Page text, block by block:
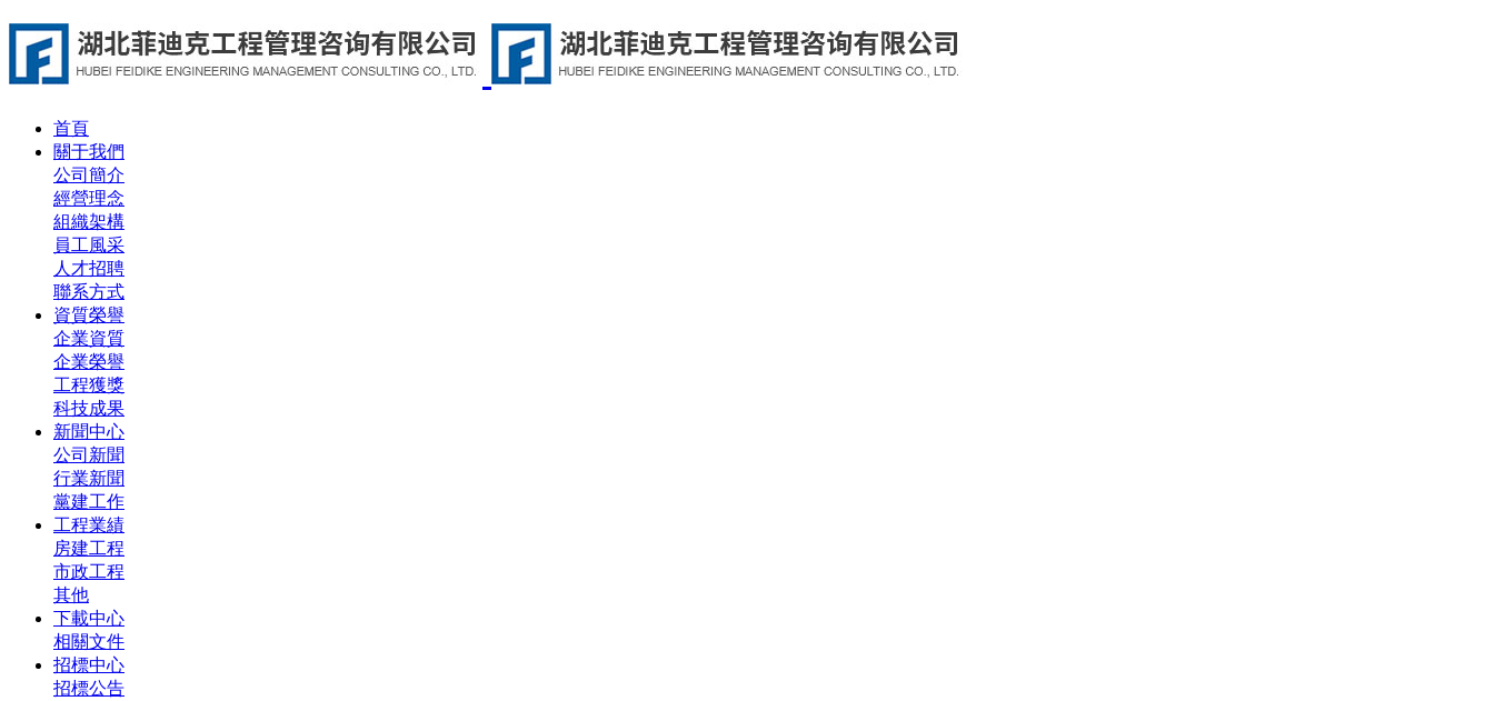
首頁
關于我們
公司簡介
經營理念
組織架構
員工風采
人才招聘
聯系方式
資質榮譽
企業資質
企業榮譽
工程獲獎
科技成果
新聞中心
公司新聞
行業新聞
黨建工作
工程業績
房建工程
市政工程
其他
下載中心
相關文件
招標中心
招標公告